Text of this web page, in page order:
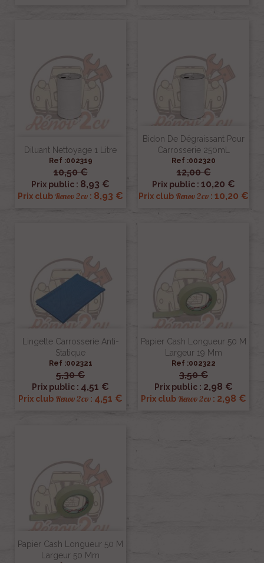
Diluant Nettoyage 1 Litre
Ref :002319
10,50 €
Prix public : 8,93 €
Prix club Renov 2cv : 8,93 €
Bidon De Dégraissant Pour
Carrosserie 250mL
Ref :002320
12,00 €
Prix public : 10,20 €
Prix club Renov 2cv : 10,20 €
Lingette Carrosserie Anti-
Statique
Ref :002321
5,30 €
Prix public : 4,51 €
Prix club Renov 2cv : 4,51 €
Papier Cash Longueur 50 M
Largeur 19 Mm
Ref :002322
3,50 €
Prix public : 2,98 €
Prix club Renov 2cv : 2,98 €
Papier Cash Longueur 50 M
Largeur 50 Mm